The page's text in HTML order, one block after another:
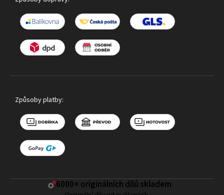
Způsoby platby:
6000+ ​originálních dílů skladem